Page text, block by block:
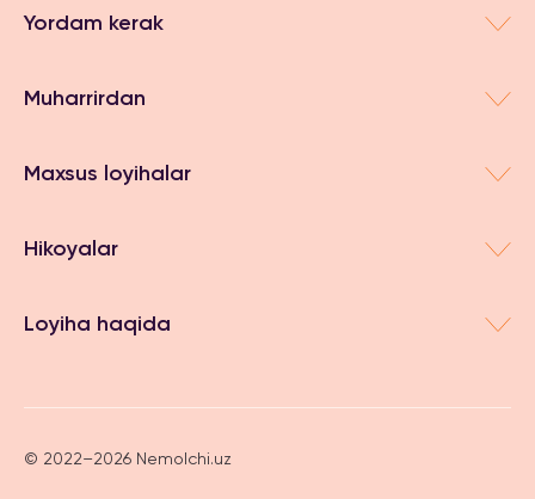
Yordam kerak
Muharrirdan
Maxsus loyihalar
Hikoyalar
Loyiha haqida
© 2022–2026 Nemolchi.uz